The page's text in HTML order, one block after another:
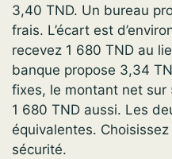
3,40 TND. Un bureau
frais. L’écart est
recevez 1 680 TND au
banque propose 3,34
fixes, le montant net sur
1 680 TND aussi. Les
équivalentes.
sécurité.